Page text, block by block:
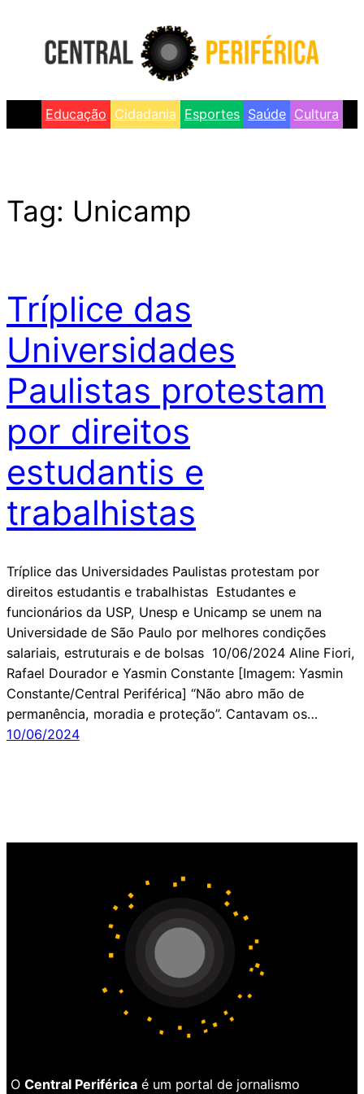
content
Educação Cidadania Esportes Saúde Cultura
Tag: Unicamp
Tríplice das
Universidades
Paulistas protestam
por direitos
estudantis e
trabalhistas
Tríplice das Universidades Paulistas protestam por
direitos estudantis e trabalhistas Estudantes e
funcionários da USP, Unesp e Unicamp se unem na
Universidade de São Paulo por melhores condições
salariais, estruturais e de bolsas 10/06/2024 Aline Fiori,
Rafael Dourador e Yasmin Constante [Imagem: Yasmin
Constante/Central Periférica] “Não abro mão de
permanência, moradia e proteção”. Cantavam os…
10/06/2024
O Central Periférica é um portal de jornalismo